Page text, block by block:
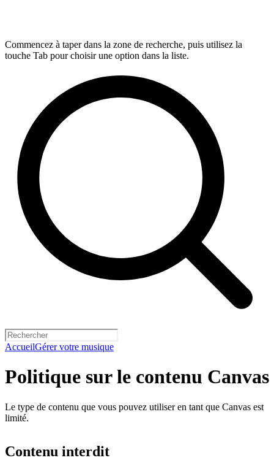
Commencez à taper dans la zone de recherche, puis utilisez la
touche Tab pour choisir une option dans la liste.
AccueilGérer votre musique
Politique sur le contenu Canvas
Le type de contenu que vous pouvez utiliser en tant que Canvas est
limité.
Contenu interdit